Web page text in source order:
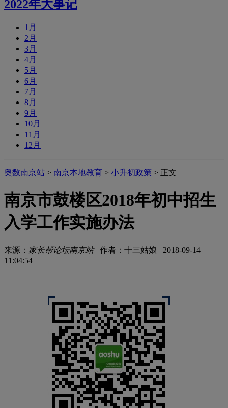
2022年大事记
1月
2月
3月
4月
5月
6月
7月
8月
9月
10月
11月
12月
奥数南京站 > 南京本地教育 > 小升初政策 > 正文
南京市鼓楼区2018年初中招生
入学工作实施办法
来源： 家长帮论坛南京站作者：十三姑娘 2018-09-14
11:04:54